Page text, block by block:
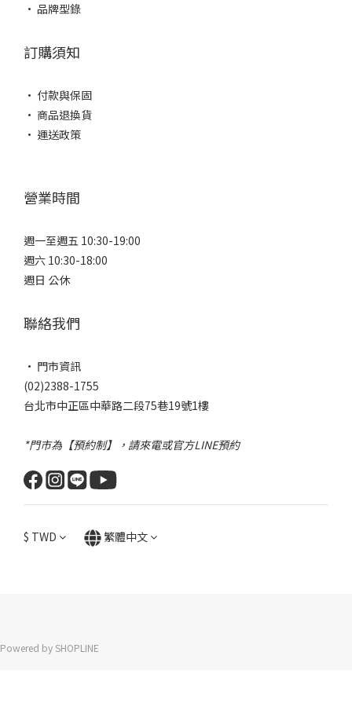
• 品牌型錄
訂購須知
• 付款與保固
• 商品退換貨
• 運送政策
營業時間
週一至週五 10:30-19:00
週六 10:30-18:00
週日 公休
聯絡我們
• 門市資訊
(02)2388-1755
台北市中正區中華路二段75巷19號1樓
*門市為【預約制】，請來電或官方LINE預約
$ TWD 繁體中文
Powered by SHOPLINE